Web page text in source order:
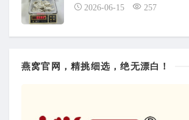
2026-06-15 257
燕窝官网，精挑细选，绝无漂白！